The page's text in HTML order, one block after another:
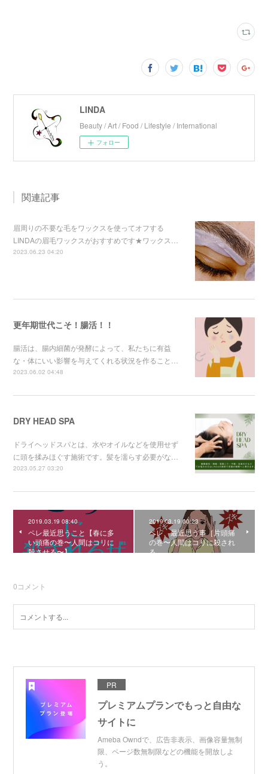
LINDA
Beauty / Art / Food / Lifestyle / International
フォロー
関連記事
眉周りの不要な毛をワックスを使ってオフする
LINDAの眉毛ワックスがおすすめです★ワックス…
2023.06.23 04:20
更年期世代こそ！腸活！！
腸活は、腸内細菌が発酵によって、私たちに有益
な・体にいい影響を与えてくれる状況を作ること…
2023.06.02 04:48
DRY HEAD SPA
ドライヘッドスパとは、水やオイルなどを使用せず
に頭を揉みほぐす施術です。髪を濡らす必要がな…
2023.05.27 03:20
2019.03.19 08:40
ペレ最近思うこと【春に多
い頭痛の巻〜人間はコリに
殺させる〜】
2019.03.19 00:23
ペレ、最近思う事［片頭痛
の巻〜人間はコリに殺され
る
0コメント
PR
プレミアムプランでもっと自由な
サイトに
Ameba Owndで、広告非表示、画像容量無制
限、ページ数無制限などの機能を開放しよ
う。